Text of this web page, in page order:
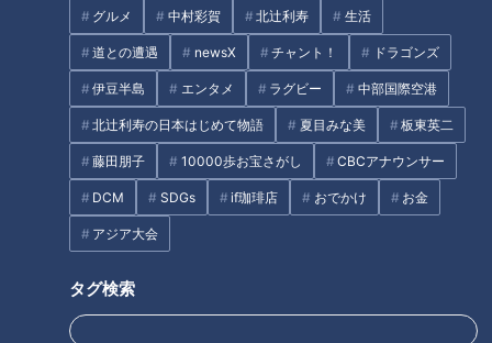
グルメ 中村彩賀 北辻利寿 生活
道との遭遇 newsX チャント！ ドラゴンズ
伊豆半島 エンタメ ラグビー 中部国際空港
北辻利寿の日本はじめて物語 夏目みな美 板東英二
藤田朋子 10000歩お宝さがし CBCアナウンサー
DCM SDGs if珈琲店 おでかけ お金
アジア大会
タグ検索
第77回全日本体操団体選手権
「人生で一番大きな1打…」昨年
2位・片岡尚之(27)が明かす！あ
と一歩で栄冠を逃した中日クラ
ウンズ16番ホールの選択とは？
タグ
スポーツ 体操